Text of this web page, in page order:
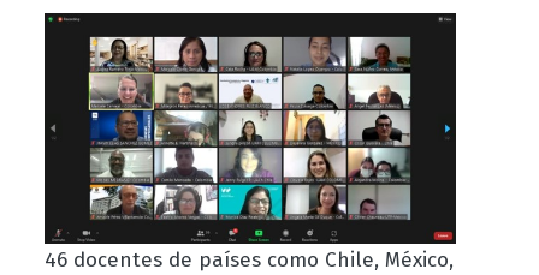
46 docentes de países como Chile, México,